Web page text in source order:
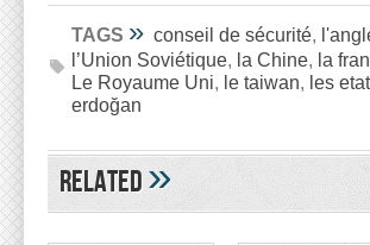
TAGS » conseil de sécurité,
l’Union Soviétique, la Chine, la
Le Royaume Uni, le taiwan, les
erdoğan
Related»